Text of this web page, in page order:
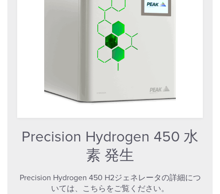
Precision Hydrogen 450 水
素 発生
Precision Hydrogen 450 H2ジェネレータの詳細につ
いては、こちらをご覧ください。